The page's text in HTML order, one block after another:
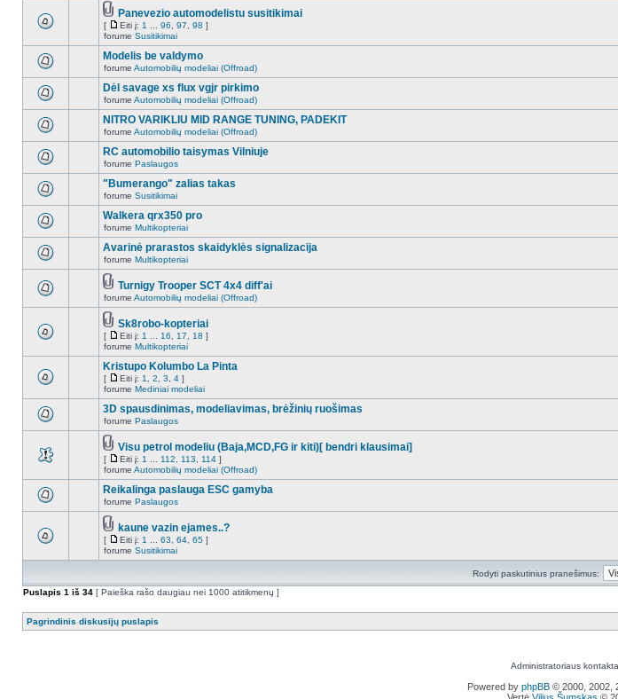
Panevezio automodelistu susitikimai
[ Eiti į: 1 96 97 98 ]
forume Susitikimai
Modelis be valdymo
forume Automobilių modeliai (Offroad)
Dėl savage xs flux vgjr pirkimo
forume Automobilių modeliai (Offroad)
NITRO VARIKLIU MID RANGE TUNING, PADEKIT
forume Automobilių modeliai (Offroad)
RC automobilio taisymas Vilniuje
forume Paslaugos
"Bumerango" zalias takas
forume Susitikimai
Walkera qrx350 pro
forume Multikopteriai
Avarinė prarastos skaidyklės signalizacija
forume Multikopteriai
Turnigy Trooper SCT 4x4 diff'ai
forume Automobilių modeliai (Offroad)
Sk8robo-kopteriai
[ Eiti į: 1 16 17 18 ]
forume Multikopteriai
Kristupo Kolumbo La Pinta
[ Eiti į: 1 2 3 4 ]
forume Mediniai modeliai
3D spausdinimas, modeliavimas, brėžinių ruošimas
forume Paslaugos
Visu petrol modeliu (Baja,MCD,FG ir kiti)[ bendri klausimai]
[ Eiti į: 1 112 113 114 ]
forume Automobilių modeliai (Offroad)
Reikalinga paslauga ESC gamyba
forume Paslaugos
kaune vazin ejames..?
[ Eiti į: 1 63 64 65 ]
forume Susitikimai
Rodyti paskutinius pranešimus:
Puslapis 1 iš 34 [ Paieška rašo daugiau nei 1000 atitikmenų ]
Pagrindinis diskusijų puslapis
Administratoriaus
Powered by phpBB © 2000, 2002,